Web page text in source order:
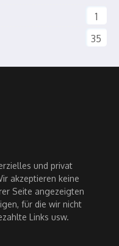
1
35
und privat
akzeptieren keine
Seite angezeigten
für die wir nicht
Links usw.